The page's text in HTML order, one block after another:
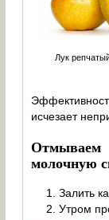
Лук
исчезает
молочную
Залить
Утром